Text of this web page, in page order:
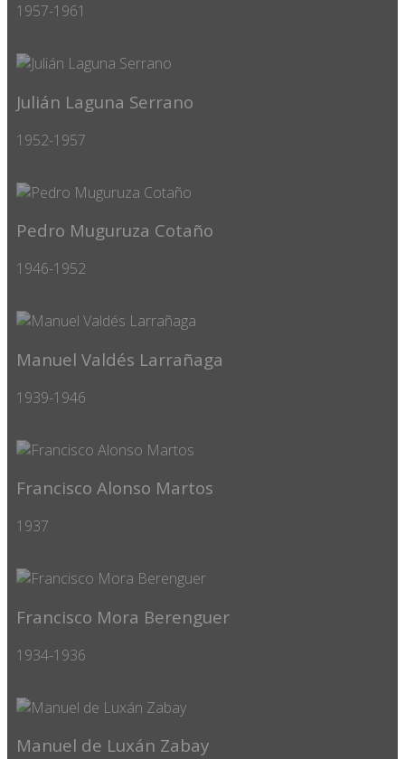
1957-1961
Julián Laguna Serrano
1952-1957
Pedro Muguruza Cotaño
1946-1952
Manuel Valdés Larrañaga
1939-1946
Francisco Alonso Martos
1937
Francisco Mora Berenguer
1934-1936
Manuel de Luxán Zabay